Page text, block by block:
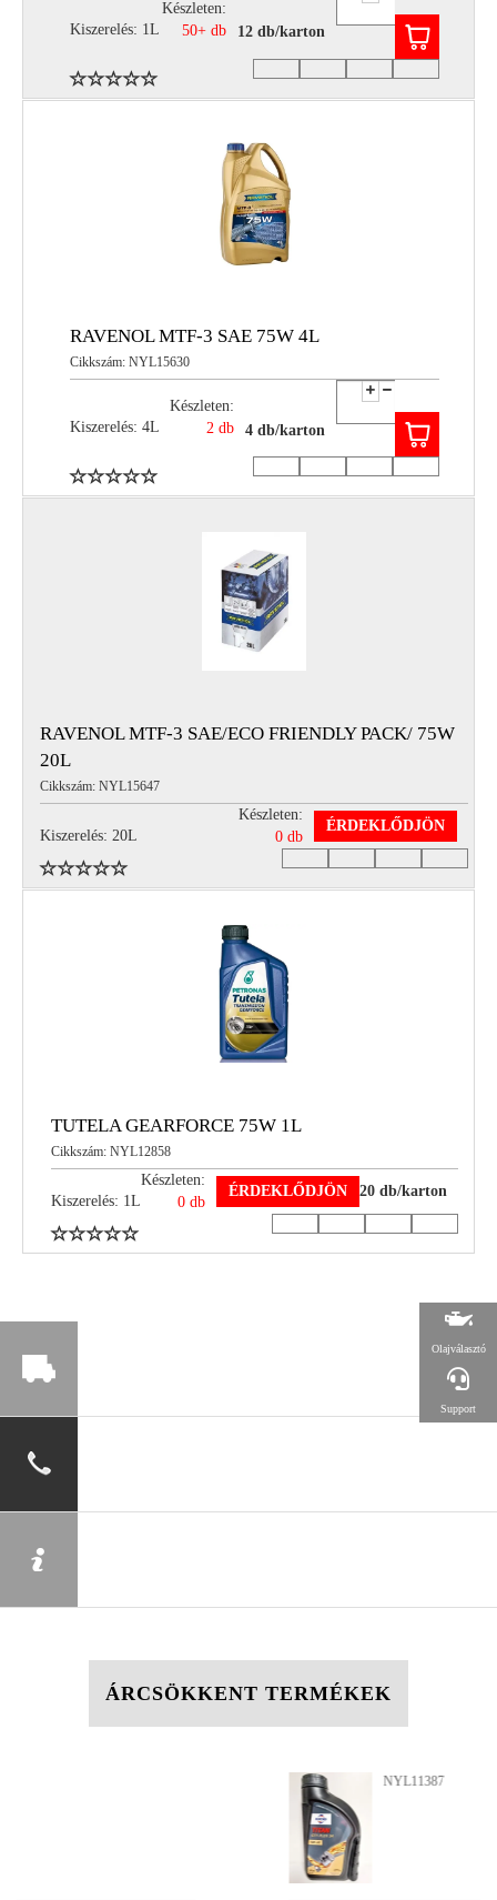
ÁRCSÖKKENT TERMÉKEK
Kiszerelés: 1L
Készleten:
50+ db
12 db/karton
RAVENOL MTF-3 SAE 75W 4L
Cikkszám: NYL15630
Kiszerelés: 4L
Készleten:
2 db
4 db/karton
RAVENOL MTF-3 SAE/ECO FRIENDLY PACK/ 75W
20L
Cikkszám: NYL15647
Kiszerelés: 20L
Készleten:
0 db
ÉRDEKLŐDJÖN
TUTELA GEARFORCE 75W 1L
Cikkszám: NYL12858
Kiszerelés: 1L
Készleten:
0 db
ÉRDEKLŐDJÖN 20 db/karton
Olajválasztó
Support